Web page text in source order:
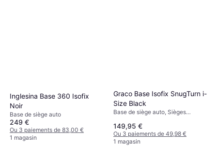
Inglesina Base 360 Isofix
Noir
Base de siège auto
249 €
Ou 3 paiements de 83,00 €
1 magasin
Graco Base Isofix SnugTurn i-
Size Black
Base de siège auto, Sièges
149,95 €
Ou 3 paiements de 49,98 €
1 magasin